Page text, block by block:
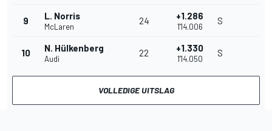
9 L. Norris
McLaren
24 +1.286
1'14.006
S
10 N. Hülkenberg
Audi
22 +1.330
1'14.050
S
VOLLEDIGE UITSLAG